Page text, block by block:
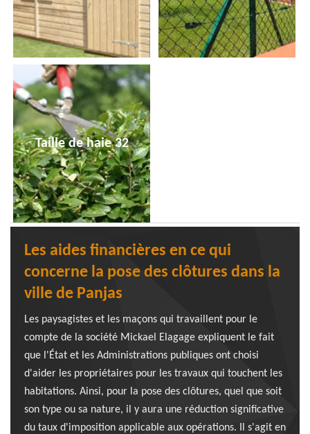
Taille de haie 32
Les aides financières en ce qui
concerne la pose des clôtures dans la
ville de Panjas
Les paysagistes et les maçons qui travaillent pour le
compte de la société Mickael Elagage expliquent le fait
que l'État et les Administrations publiques ont choisi
d'aider les propriétaires pour les travaux qui touchent les
habitations. Ainsi, pour la pose des clôtures, quel que soit
son type ou sa nature, il y aura une réduction significative
du taux d'imposition applicable aux opérations. Il s'agit en